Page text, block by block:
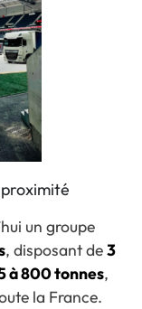
un groupe
, disposant de3
à 800 tonnes,
la France.